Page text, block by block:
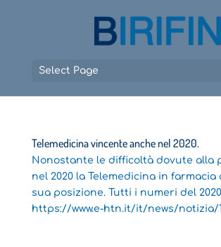
Select Page
Telemedicina vincente anche nel 2020.
Nonostante le difficoltà dovute alla
nel 2020 la Telemedicina in farmacia
sua posizione. Tutti i numeri del
https://www.e-htn.it/it/news/notizia/